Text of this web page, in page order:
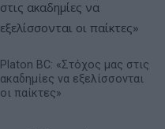
Platon BC: «Στόχος μας στις
ακαδημίες να εξελίσσονται
οι παίκτες»